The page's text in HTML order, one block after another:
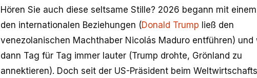
Hören Sie auch diese seltsame Stille? 2026 begann mit
den internationalen Beziehungen (Donald Trump ließ den
venezolanischen Machthaber Nicolás Maduro entführen) und
dann Tag für Tag immer lauter (Trump drohte, Grönland zu
annektieren). Doch seit der US-Präsident beim